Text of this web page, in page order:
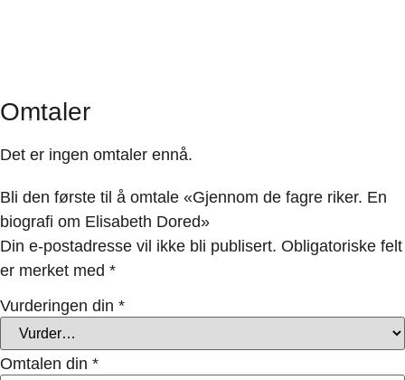
Omtaler
Det er ingen omtaler ennå.
Bli den første til å omtale «Gjennom de fagre riker. En
biografi om Elisabeth Dored»
Din e-postadresse vil ikke bli publisert. Obligatoriske felt
er merket med *
Vurderingen din *
Omtalen din *